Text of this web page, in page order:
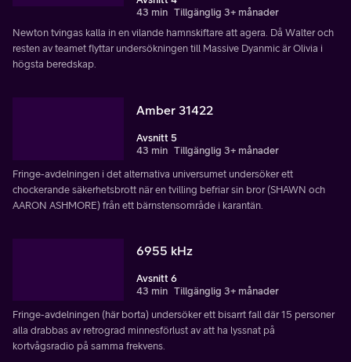
43 min Tillgänglig 3+ månader
Newton tvingas kalla in en vilande hamnskiftare att agera. Då Walter och
resten av teamet flyttar undersökningen till Massive Dyanmic är Olivia i
högsta beredskap.
Amber 31422
Avsnitt 5
43 min Tillgänglig 3+ månader
Fringe-avdelningen i det alternativa universumet undersöker ett
chockerande säkerhetsbrott när en tvilling befriar sin bror (SHAWN och
AARON ASHMORE) från ett bärnstensområde i karantän.
6955 kHz
Avsnitt 6
43 min Tillgänglig 3+ månader
Fringe-avdelningen (här borta) undersöker ett bisarrt fall där 15 personer
alla drabbas av retrograd minnesförlust av att ha lyssnat på
kortvågsradio på samma frekvens.